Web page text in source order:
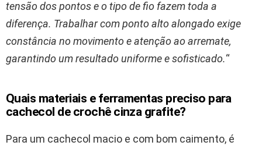
tensão dos pontos e o tipo de fio fazem toda a
diferença. Trabalhar com ponto alto alongado exige
constância no movimento e atenção ao arremate,
garantindo um resultado uniforme e sofisticado.“
Quais materiais e ferramentas preciso para
cachecol de crochê cinza grafite?
Para um cachecol macio e com bom caimento, é